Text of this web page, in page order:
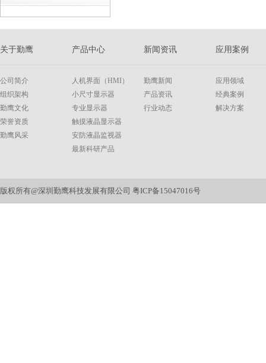
关于勤鹰
公司简介
组织架构
勤鹰文化
荣誉资质
勤鹰风采
产品中心
人机界面（HMI）
小尺寸显示器
专业显示器
触摸液晶显示器
安防液晶监视器
最新科研产品
新闻资讯
勤鹰新闻
产品资讯
行业动态
应用案例
应用领域
经典案例
解决方案
版权所有@深圳勤鹰科技发展有限公司 粤ICP备15047016号